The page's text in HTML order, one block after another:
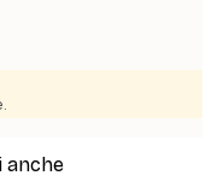
anche